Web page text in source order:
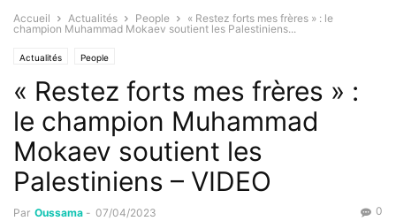
Accueil Actualités People
« Restez forts mes frères » : le
champion Muhammad Mokaev soutient les Palestiniens...
Actualités People
« Restez forts mes frères » :
le champion Muhammad
Mokaev soutient les
Palestiniens – VIDEO
Par Oussama - 07/04/2023 0